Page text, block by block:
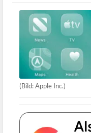
(Bild: Apple Inc.)